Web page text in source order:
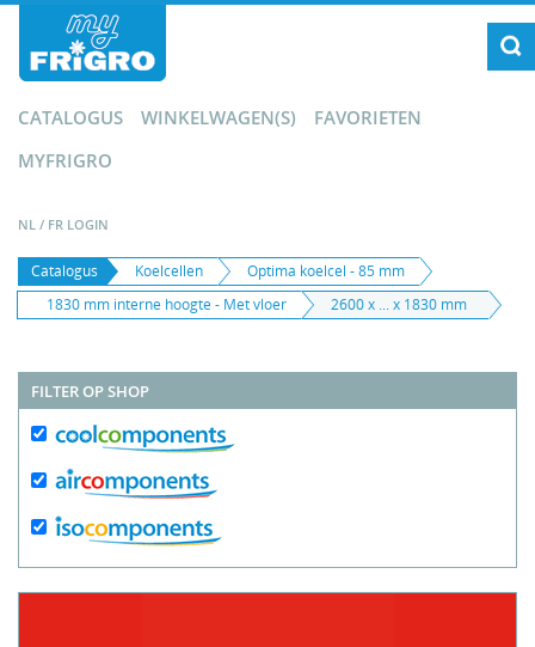
CATALOGUS WINKELWAGEN(S)
FAVORIETEN
MYFRIGRO
NL / FR LOGIN
Catalogus Koelcellen
Optima koelcel - 85 mm
1830 mm interne hoogte - Met vloer
2600 x ... x 1830 mm
FILTER OP SHOP